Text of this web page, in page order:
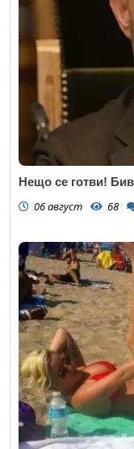
Нещо се готви!
06 август 68